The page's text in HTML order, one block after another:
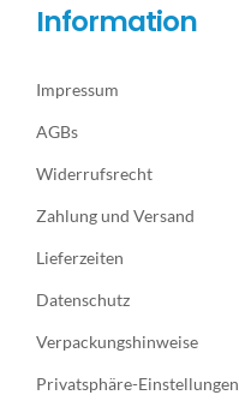
Information
Impressum
AGBs
Widerrufsrecht
Zahlung und Versand
Lieferzeiten
Datenschutz
Verpackungshinweise
Privatsphäre-Einstellungen